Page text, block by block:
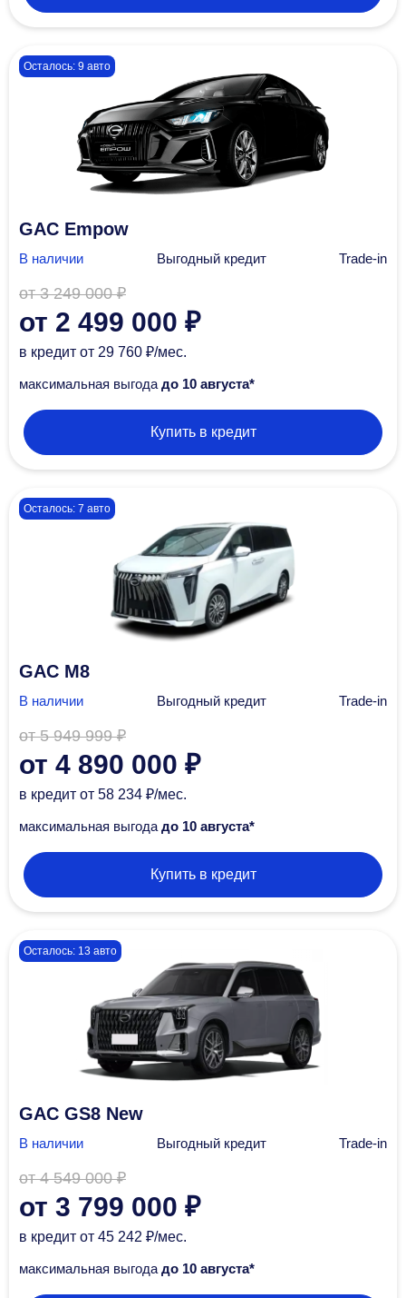
Осталось: 9 авто
GAC Empow
В наличии Выгодный кредит Trade-in
от 3 249 000 ₽
от 2 499 000 ₽
в кредит от 29 760 ₽/мec.
максимальная выгода до 10 августа*
Купить в кредит
Осталось: 7 авто
GAC M8
В наличии Выгодный кредит Trade-in
от 5 949 999 ₽
от 4 890 000 ₽
в кредит от 58 234 ₽/мec.
максимальная выгода до 10 августа*
Купить в кредит
Осталось: 13 авто
GAC GS8 New
В наличии Выгодный кредит Trade-in
от 4 549 000 ₽
от 3 799 000 ₽
в кредит от 45 242 ₽/мec.
максимальная выгода до 10 августа*